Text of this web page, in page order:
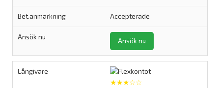
Accepterade
Ansök nu
★★★☆☆